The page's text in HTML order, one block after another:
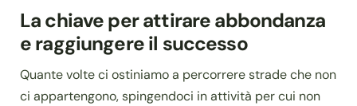
La chiave per attirare abbondanza
e raggiungere il successo
Quante volte ci ostiniamo a percorrere strade che non
ci appartengono, spingendoci in attività per cui non